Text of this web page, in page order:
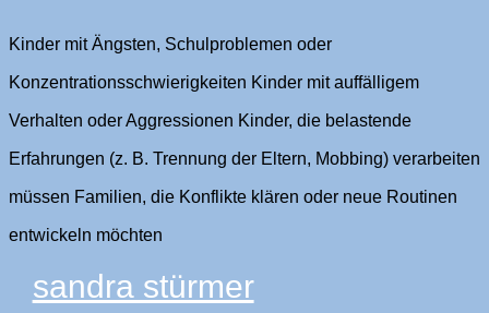
Kinder mit Ängsten, Schulproblemen oder
Konzentrationsschwierigkeiten Kinder mit auffälligem
Verhalten oder Aggressionen Kinder, die belastende
Erfahrungen (z. B. Trennung der Eltern, Mobbing) verarbeiten
müssen Familien, die Konflikte klären oder neue Routinen
entwickeln möchten
sandra stürmer